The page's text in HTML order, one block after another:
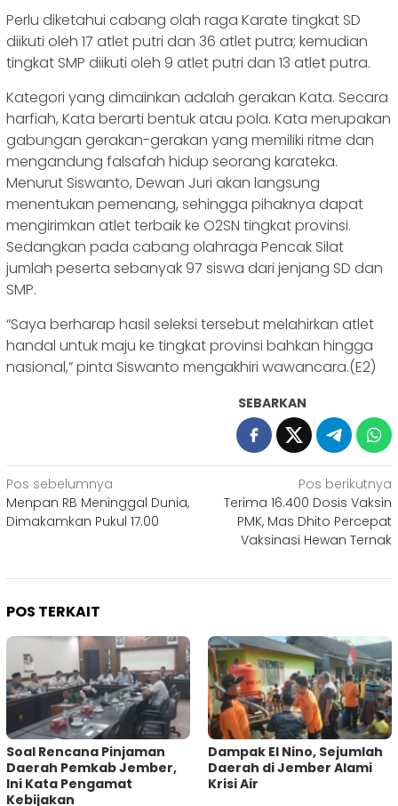
Perlu diketahui cabang olah raga Karate tingkat SD
diikuti oleh 17 atlet putri dan 36 atlet putra; kemudian
tingkat SMP diikuti oleh 9 atlet putri dan 13 atlet putra.
Kategori yang dimainkan adalah gerakan Kata. Secara
harfiah, Kata berarti bentuk atau pola. Kata merupakan
gabungan gerakan-gerakan yang memiliki ritme dan
mengandung falsafah hidup seorang karateka.
Menurut Siswanto, Dewan Juri akan langsung
menentukan pemenang, sehingga pihaknya dapat
mengirimkan atlet terbaik ke O2SN tingkat provinsi.
Sedangkan pada cabang olahraga Pencak Silat
jumlah peserta sebanyak 97 siswa dari jenjang SD dan
SMP.
“Saya berharap hasil seleksi tersebut melahirkan atlet
handal untuk maju ke tingkat provinsi bahkan hingga
nasional,” pinta Siswanto mengakhiri wawancara.(E2)
SEBARKAN
Navigasi
pos
Pos sebelumnya
Menpan RB Meninggal Dunia,
Dimakamkan Pukul 17.00
Pos berikutnya
Terima 16.400 Dosis Vaksin
PMK, Mas Dhito Percepat
Vaksinasi Hewan Ternak
POS TERKAIT
‎Soal Rencana Pinjaman
Daerah Pemkab Jember,
Ini Kata Pengamat
Kebijakan ‎
Dampak El Nino, Sejumlah
Daerah di Jember Alami
Krisi Air